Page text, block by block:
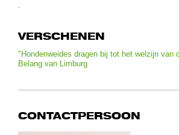
.
VERSCHENEN
"Hondenweides dragen bij tot het welzijn van
Belang van Limburg
CONTACTPERSOON